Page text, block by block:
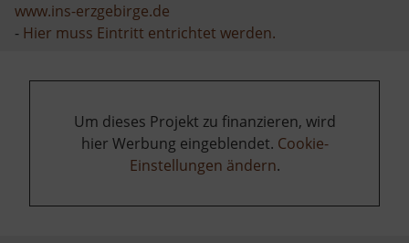
www.ins-erzgebirge.de
- Hier muss Eintritt entrichtet werden.
Um dieses Projekt zu finanzieren, wird
hier Werbung eingeblendet. Cookie-
Einstellungen ändern.